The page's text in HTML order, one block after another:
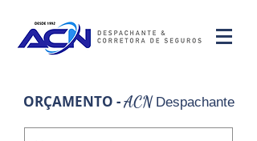
ORÇAMENTO -ACN Despachante